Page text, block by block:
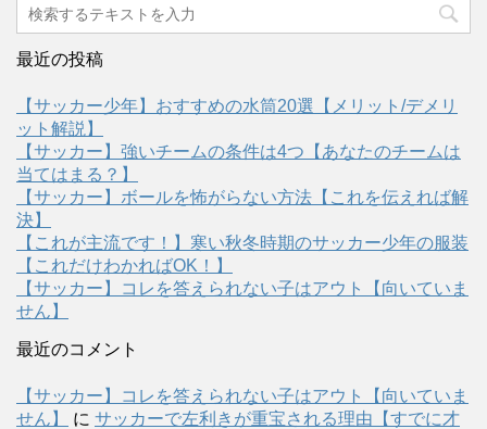
最近の投稿
【サッカー少年】おすすめの水筒20選【メリット/デメリ
ット解説】
【サッカー】強いチームの条件は4つ【あなたのチームは
当てはまる？】
【サッカー】ボールを怖がらない方法【これを伝えれば解
決】
【これが主流です！】寒い秋冬時期のサッカー少年の服装
【これだけわかればOK！】
【サッカー】コレを答えられない子はアウト【向いていま
せん】
最近のコメント
【サッカー】コレを答えられない子はアウト【向いていま
せん】
に サッカーで左利きが重宝される理由【すでに才